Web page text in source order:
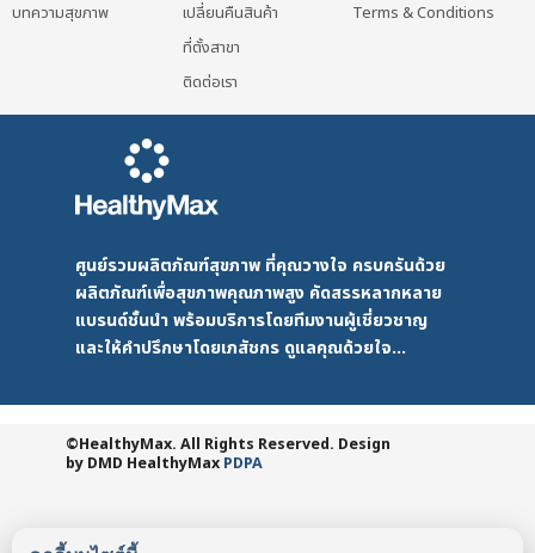
บทความสุขภาพ
เปลี่ยนคืนสินค้า
ที่ตั้งสาขา
ติดต่อเรา
Terms & Conditions
ศูนย์รวมผลิตภัณฑ์สุขภาพ ที่คุณวางใจ ครบครันด้วย
ผลิตภัณฑ์เพื่อสุขภาพคุณภาพสูง คัดสรรหลากหลาย
แบรนด์ชั้นนำ พร้อมบริการโดยทีมงานผู้เชี่ยวชาญ
และให้คำปรึกษาโดยเภสัชกร ดูแลคุณด้วยใจ...
©HealthyMax. All Rights Reserved. Design
by DMD HealthyMax PDPA